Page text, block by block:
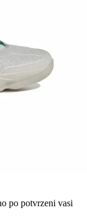
po potvrzeni vasi